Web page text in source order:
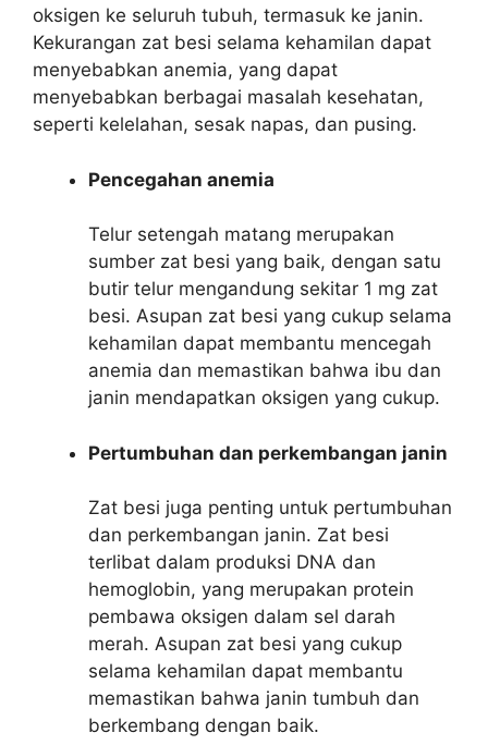
oksigen ke seluruh tubuh, termasuk ke janin.
Kekurangan zat besi selama kehamilan dapat
menyebabkan anemia, yang dapat
menyebabkan berbagai masalah kesehatan,
seperti kelelahan, sesak napas, dan pusing.
Pencegahan anemia
Telur setengah matang merupakan
sumber zat besi yang baik, dengan satu
butir telur mengandung sekitar 1 mg zat
besi. Asupan zat besi yang cukup selama
kehamilan dapat membantu mencegah
anemia dan memastikan bahwa ibu dan
janin mendapatkan oksigen yang cukup.
Pertumbuhan dan perkembangan janin
Zat besi juga penting untuk pertumbuhan
dan perkembangan janin. Zat besi
terlibat dalam produksi DNA dan
hemoglobin, yang merupakan protein
pembawa oksigen dalam sel darah
merah. Asupan zat besi yang cukup
selama kehamilan dapat membantu
memastikan bahwa janin tumbuh dan
berkembang dengan baik.